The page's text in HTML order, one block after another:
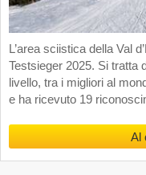
L’area sciistica della Val
Testsieger 2025. Si tratta
livello, tra i migliori al
e ha ricevuto 19
Al